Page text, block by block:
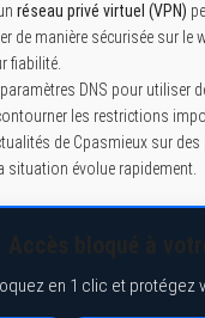
réseau privé virtuel (VPN)
de manière sécurisée sur
fiabilité.
DNS pour utiliser
les restrictions
de Cpasmieux sur
situation évolue rapidement.
en 1 clic et protégez